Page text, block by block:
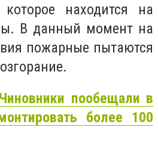
находится на
В данный момент на
пожарные пытаются
Чиновники пообещали в
более 100